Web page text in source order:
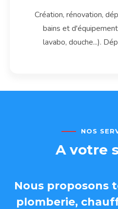
Création, rénovation,
bains et
lavabo, douche...).
NOS
A votre
Nous proposons
plomberie,